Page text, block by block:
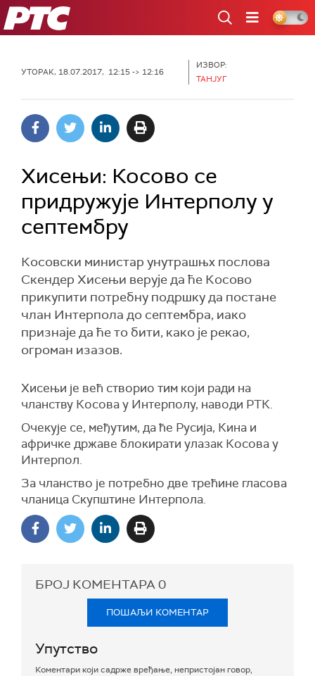
РТС
УТОРАК, 18.07.2017, 12:15 -> 12:16
ИЗВОР:
ТАНЈУГ
Хисењи: Косово се
придружује Интерполу у
септембру
Косовски министар унутрашњх послова
Скендер Хисењи верује да ће Косово
прикупити потребну подршку да постане
члан Интерпола до септембра, иако
признаје да ће то бити, како је рекао,
огроман изазов.
Хисењи је већ створио тим који ради на
чланству Косова у Интерполу, наводи РТК.
Очекује се, међутим, да ће Русија, Кина и
афричке државе блокирати улазак Косова у
Интерпол.
За чланство је потребно две трећине гласова
чланица Скупштине Интерпола.
БРОЈ КОМЕНТАРА0
ПОШАЉИ КОМЕНТАР
Упутство
Коментари који садрже вређање, непристојан говор,